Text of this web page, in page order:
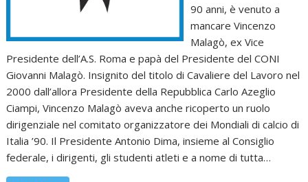
90 anni, è venuto a
mancare Vincenzo
Malagò, ex Vice
Presidente dell’A.S. Roma e papà del Presidente del CONI
Giovanni Malagò. Insignito del titolo di Cavaliere del Lavoro nel
2000 dall’allora Presidente della Repubblica Carlo Azeglio
Ciampi, Vincenzo Malagò aveva anche ricoperto un ruolo
dirigenziale nel comitato organizzatore dei Mondiali di calcio di
Italia ’90. Il Presidente Antonio Dima, insieme al Consiglio
federale, i dirigenti, gli studenti atleti e a nome di tutta…